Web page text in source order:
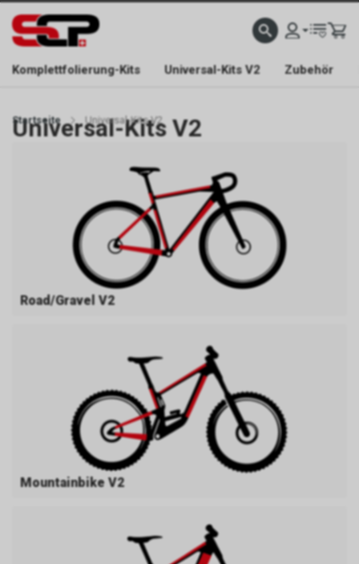
ERREICHBAR NUR WÄHREND DER ÖFFNUNGSZEITEN. GRATIS VERSAND AB
Komplettfolierung-Kits Universal-Kits V2 Zubehör
Startseite Universal-Kits V2
Universal-Kits V2
Road/Gravel V2
Mountainbike V2